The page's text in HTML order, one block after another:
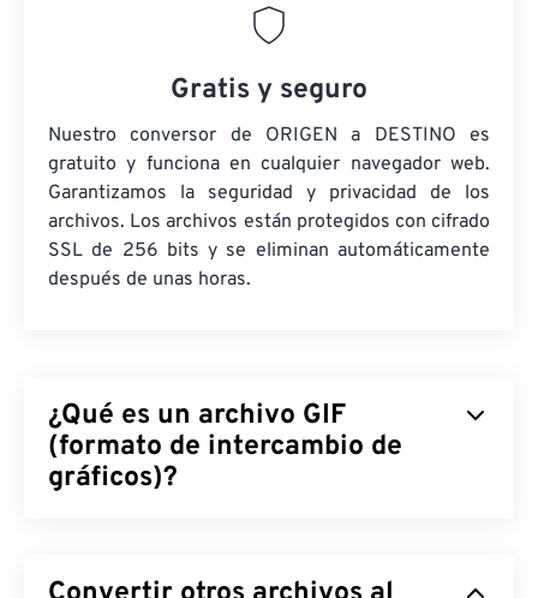
Gratis y seguro
Nuestro conversor de ORIGEN a DESTINO es
gratuito y funciona en cualquier navegador web.
Garantizamos la seguridad y privacidad de los
archivos. Los archivos están protegidos con cifrado
SSL de 256 bits y se eliminan automáticamente
después de unas horas.
¿Qué es un archivo GIF
(formato de intercambio de
gráficos)?
utilizapíxelespara formar imágenes simples